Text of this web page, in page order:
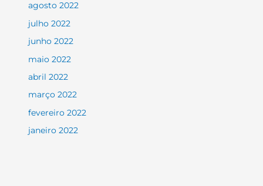
agosto 2022
julho 2022
junho 2022
maio 2022
abril 2022
março 2022
fevereiro 2022
janeiro 2022